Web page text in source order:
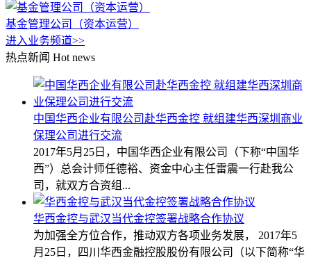
基金管理公司（资本运营）
进入业务频道>>
热点新闻 Hot news
中国华西企业有限公司赴华西金控 就组建华西深圳商业
保理公司进行交流
2017年5月25日，中国华西企业有限公司（下称“中国华
西”）总会计师任德裕、资金中心主任雷震一行赴我公
司，就双方合资组...
华西金控与武汉当代金控签署战略合作协议
为加强全方位合作，推动双方各项业务发展， 2017年5
月25日，四川华西金融控股股份有限公司（以下简称“华